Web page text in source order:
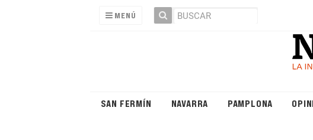
MENÚ
SAN FERMÍN NAVARRA PAMPLONA